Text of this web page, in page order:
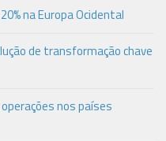
na Europa Ocidental
de transformação chave
nos países